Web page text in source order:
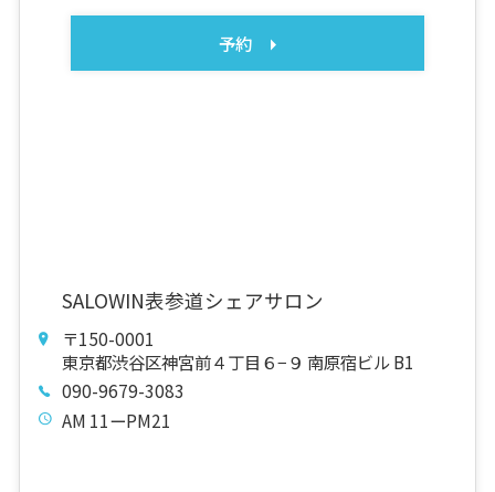
予約
SALOWIN表参道シェアサロン
〒150-0001
東京都渋谷区神宮前４丁目６−９ 南原宿ビル B1
090-9679-3083
AM 11ーPM21